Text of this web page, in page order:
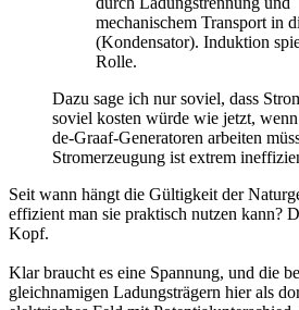
mechanischem Transport in
(Kondensator). Induktion
Rolle.
Dazu sage ich nur soviel, dass
soviel kosten würde wie jetzt,
de-Graaf-Generatoren arbeiten
Stromerzeugung ist extrem
Seit wann hängt die Gültigkeit der
effizient man sie praktisch nutzen kann?
Kopf.
Klar braucht es eine Spannung, und die
gleichnamigen Ladungsträgern hier als